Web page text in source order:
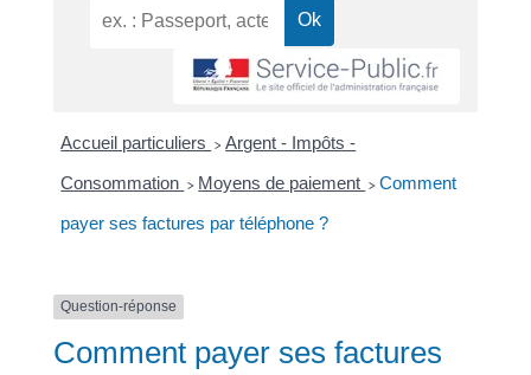
Accueil particuliers > Argent - Impôts -
Consommation > Moyens de paiement > Comment
payer ses factures par téléphone ?
Question-réponse
Comment payer ses factures